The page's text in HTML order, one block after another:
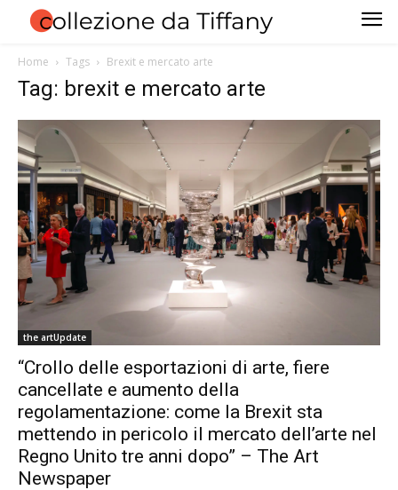
Home Tags Brexit e mercato arte
Tag: brexit e mercato arte
the artUpdate
“Crollo delle esportazioni di arte, fiere
cancellate e aumento della
regolamentazione: come la Brexit sta
mettendo in pericolo il mercato dell’arte nel
Regno Unito tre anni dopo” – The Art
Newspaper